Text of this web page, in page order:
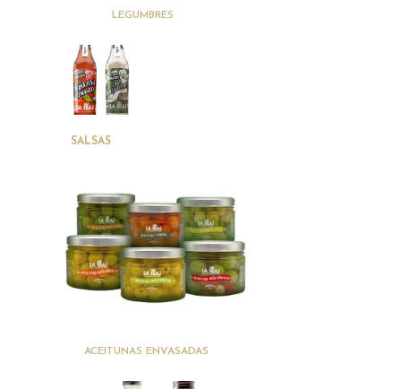
LEGUMBRES
SALSAS
ACEITUNAS ENVASADAS